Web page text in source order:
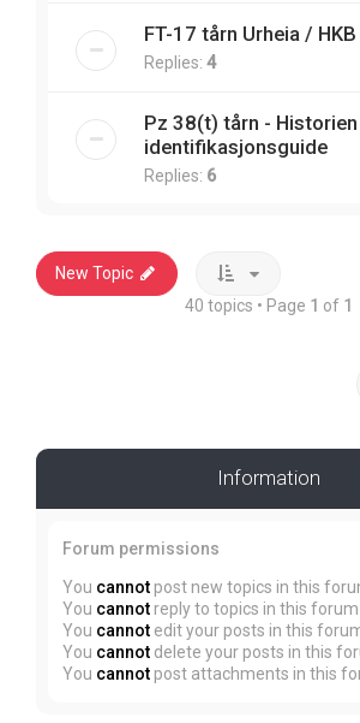
FT-17 tårn Urheia /
Replies: 4
Pz 38(t) tårn -
identifikasjonsguide
Replies: 6
New Topic
40 topics • Page 1 of 1
Information
Forum permissions
You cannot post new topics in this
You cannot reply to topics in this forum
You cannot edit your posts in this
You cannot delete your posts in this
You cannot post attachments in this